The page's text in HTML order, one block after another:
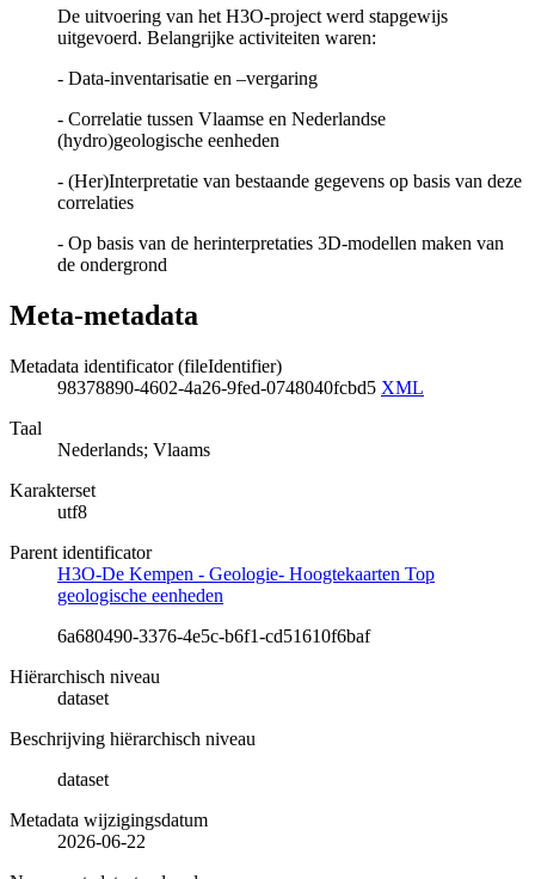
De uitvoering van het H3O-project werd stapgewijs
uitgevoerd. Belangrijke activiteiten waren:
- Data-inventarisatie en –vergaring
- Correlatie tussen Vlaamse en Nederlandse
(hydro)geologische eenheden
- (Her)Interpretatie van bestaande gegevens op basis van deze
correlaties
- Op basis van de herinterpretaties 3D-modellen maken van
de ondergrond
Meta-metadata
Metadata identificator (fileIdentifier)
98378890-4602-4a26-9fed-0748040fcbd5 XML
Taal
Nederlands; Vlaams
Karakterset
utf8
Parent identificator
H3O-De Kempen - Geologie- Hoogtekaarten Top
geologische eenheden
6a680490-3376-4e5c-b6f1-cd51610f6baf
Hiërarchisch niveau
dataset
Beschrijving hiërarchisch niveau
dataset
Metadata wijzigingsdatum
2026-06-22